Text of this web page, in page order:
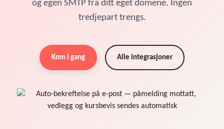
og egen SMTP fra ditt eget domene. Ingen
tredjepart trengs.
Kom i gang Alle integrasjoner